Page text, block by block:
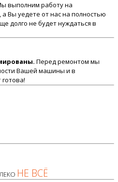
выполним работу на
Вы уедете от нас на полностью
долго не будет нуждаться в
Перед ремонтом мы
Вашей машины и в
НЕ ВСЁ